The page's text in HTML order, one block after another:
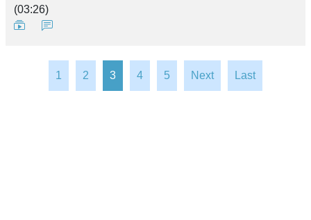
(03:26)
1 2 3 4 5 Next Last